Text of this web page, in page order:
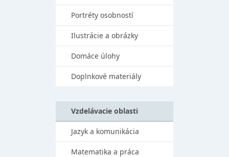
Portréty osobností
Ilustrácie a obrázky
Domáce úlohy
Doplnkové materiály
Vzdelávacie oblasti
Jazyk a komunikácia
Matematika a práca